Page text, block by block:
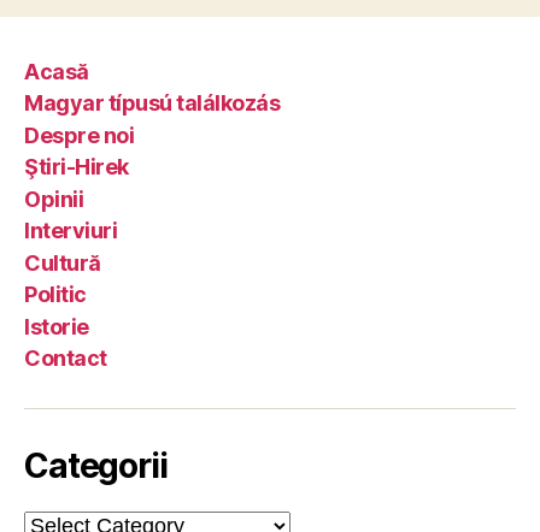
Acasă
Magyar típusú találkozás
Despre noi
Ştiri-Hirek
Opinii
Interviuri
Cultură
Politic
Istorie
Contact
Categorii
Categorii